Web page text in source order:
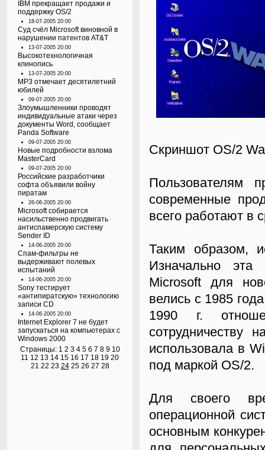
IBM прекращает продажи и
поддержку OS/2
18-07-2005 20:00
Суд счёл Microsoft виновной в
нарушении патентов AT&T
13-07-2005 20:00
Высокотехнологичная
клинопись
13-07-2005 20:00
MP3 отмечает десятилетний
юбилей
09-07-2005 20:00
Злоумышленники проводят
индивидуальные атаки через
документы Word, сообщает
Panda Software
09-07-2005 20:00
Новые подробности взлома
MasterCard
09-07-2005 20:00
Российские разработчики
софта объявили войну
пиратам
26-06-2005 20:00
Microsoft собирается
насильственно продвигать
антиспамерскую систему
Sender ID
14-06-2005 20:00
Спам-фильтры не
выдерживают полевых
испытаний
14-06-2005 20:00
Sony тестирует
«антипиратскую» технологию
записи CD
14-06-2005 20:00
Internet Explorer 7 не будет
запускаться на компьютерах с
Windows 2000
Страницы: 1 2 3 4 5 6 7 8 9 10
11 12 13 14 15 16 17 18 19 20
21 22 23 24 25 26 27 28
Скриншот OS/2
Пользователям
современные
всего работают в
Таким образом,
Изначально эта
Microsoft для
велись с 1985
1990 г.
сотрудничеству
использовала в
под маркой OS/2.
Для своего
операционной
основным